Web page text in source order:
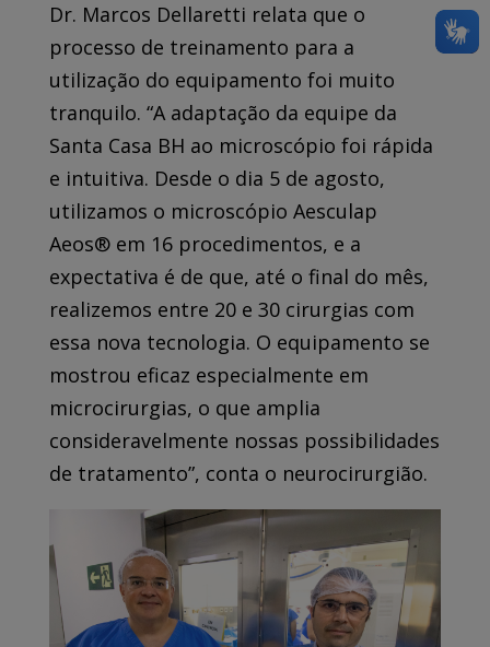
Dr. Marcos Dellaretti relata que o
processo de treinamento para a
utilização do equipamento foi muito
tranquilo. “A adaptação da equipe da
Santa Casa BH ao microscópio foi rápida
e intuitiva. Desde o dia 5 de agosto,
utilizamos o microscópio Aesculap
Aeos® em 16 procedimentos, e a
expectativa é de que, até o final do mês,
realizemos entre 20 e 30 cirurgias com
essa nova tecnologia. O equipamento se
mostrou eficaz especialmente em
microcirurgias, o que amplia
consideravelmente nossas possibilidades
de tratamento”, conta o neurocirurgião.